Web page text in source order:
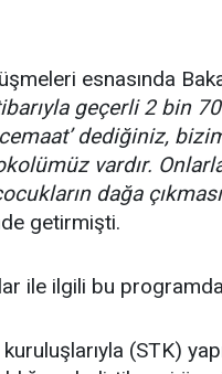
esnasında
itibarıyla geçerli 2 bin
dediğiniz,
vardır.
dağa
getirmişti.
ile ilgili bu
(STK)